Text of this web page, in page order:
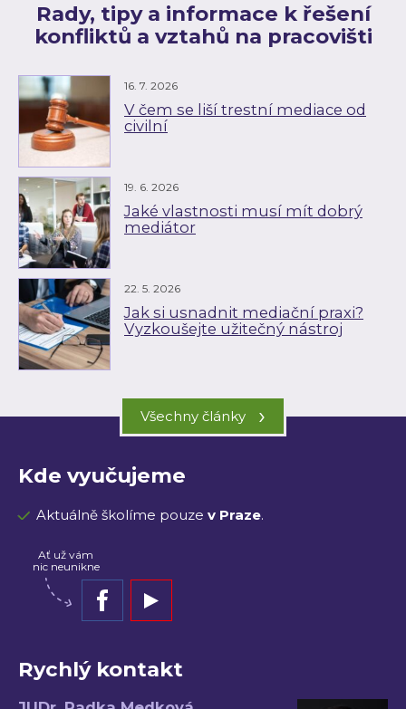
Rady, tipy a informace k řešení
konfliktů a vztahů na pracovišti
16. 7. 2026
V čem se liší trestní mediace od
civilní
19. 6. 2026
Jaké vlastnosti musí mít dobrý
mediátor
22. 5. 2026
Jak si usnadnit mediační praxi?
Vyzkoušejte užitečný nástroj
Všechny články ›
Kde vyučujeme
Aktuálně školíme pouze v Praze.
Ať už vám
nic neunikne
Rychlý kontakt